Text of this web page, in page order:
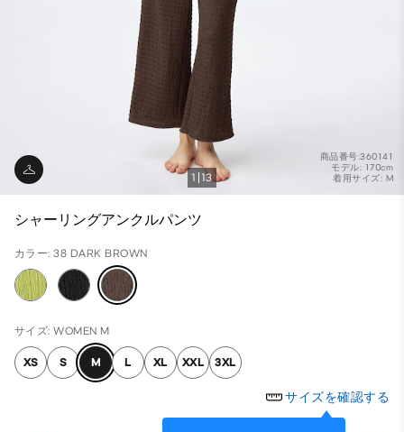
商品番号:360141
モデル: 170cm
着用サイズ: M
1 13
シャーリングアンクルパンツ
カラー: 38 DARK BROWN
サイズ: WOMEN M
XS S M L XL XXL 3XL
サイズを確認する